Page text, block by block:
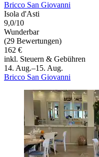
Bricco San Giovanni
Isola d'Asti
9,0/10
Wunderbar
(29 Bewertungen)
162 €
inkl. Steuern & Gebühren
14. Aug.–15. Aug.
Bricco San Giovanni